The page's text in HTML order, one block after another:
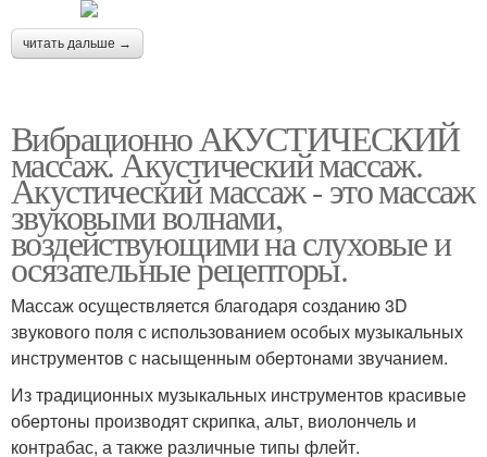
читать дальше →
Вибрационно АКУСТИЧЕСКИЙ
массаж. Акустический массаж.
Акустический массаж - это массаж
звуковыми волнами,
воздействующими на слуховые и
осязательные рецепторы.
Массаж осуществляется благодаря созданию 3D
звукового поля с использованием особых музыкальных
инструментов с насыщенным обертонами звучанием.
Из традиционных музыкальных инструментов красивые
обертоны производят скрипка, альт, виолончель и
контрабас, а также различные типы флейт.